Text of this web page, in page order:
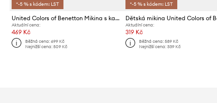
*-5 % s kódem: LST
United Colors of Benetton Mikina s kapucí dětská bavlněná
Aktuální cena:
469 Kč
Běžná cena:699 Kč
Nejnižší cena:509 Kč
*-5 % s kódem: LST
Aktuální cena:
319 Kč
Běžná cena: 589 Kč
Nejnižší cena: 339 Kč